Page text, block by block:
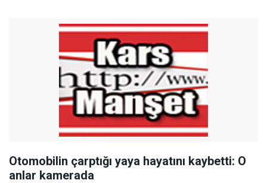
Otomobilin çarptığı yaya hayatını kaybetti: O
anlar kamerada